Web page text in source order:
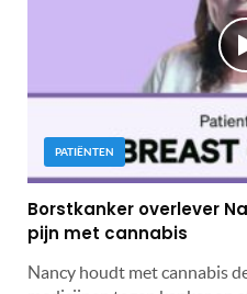
PATIËNTEN
Borstkanker overlever
pijn met cannabis
Nancy houdt met cannabis